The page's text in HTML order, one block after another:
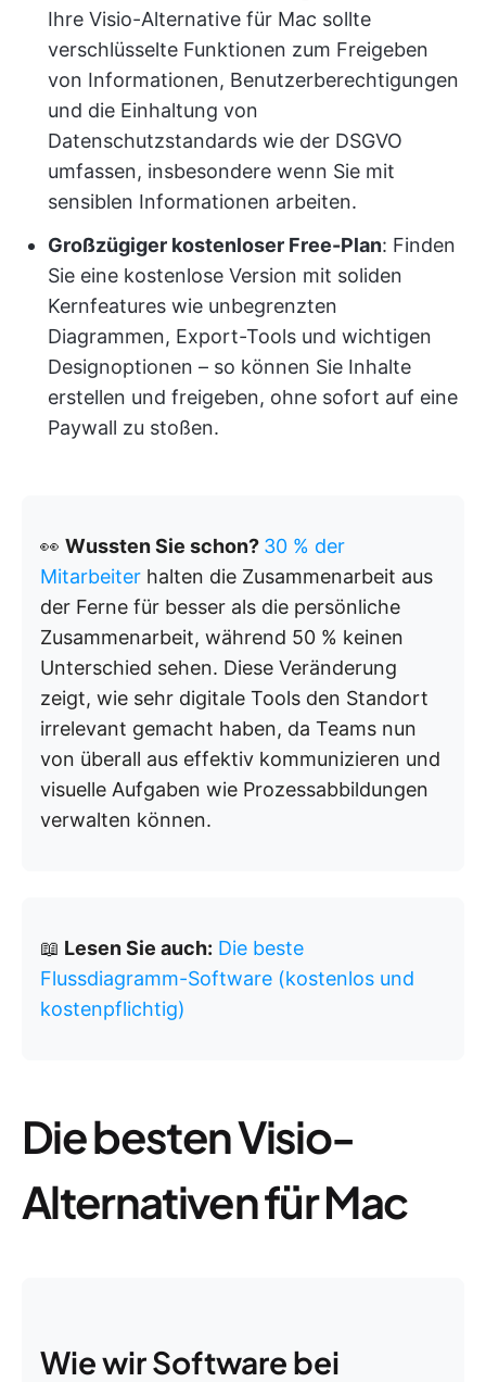
Ihre Visio-Alternative für Mac sollte
verschlüsselte Funktionen zum Freigeben
von Informationen, Benutzerberechtigungen
und die Einhaltung von
Datenschutzstandards wie der DSGVO
umfassen, insbesondere wenn Sie mit
sensiblen Informationen arbeiten.
Großzügiger kostenloser Free-Plan: Finden
Sie eine kostenlose Version mit soliden
Kernfeatures wie unbegrenzten
Diagrammen, Export-Tools und wichtigen
Designoptionen – so können Sie Inhalte
erstellen und freigeben, ohne sofort auf eine
Paywall zu stoßen.
👀 Wussten Sie schon? 30 % der
Mitarbeiter halten die Zusammenarbeit aus
der Ferne für besser als die persönliche
Zusammenarbeit, während 50 % keinen
Unterschied sehen. Diese Veränderung
zeigt, wie sehr digitale Tools den Standort
irrelevant gemacht haben, da Teams nun
von überall aus effektiv kommunizieren und
visuelle Aufgaben wie Prozessabbildungen
verwalten können.
📖 Lesen Sie auch: Die beste
Flussdiagramm-Software (kostenlos und
kostenpflichtig)
Die besten Visio-
Alternativen für Mac
Wie wir Software bei